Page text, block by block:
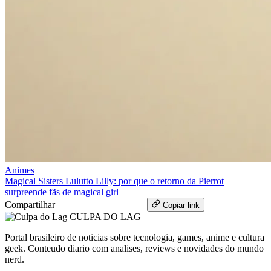
Animes
Magical Sisters Lulutto Lilly: por que o retorno da Pierrot
surpreende fãs de magical girl
Compartilhar
Copiar link
CULPA DO LAG
Portal brasileiro de noticias sobre tecnologia, games, anime e cultura
geek. Conteudo diario com analises, reviews e novidades do mundo
nerd.